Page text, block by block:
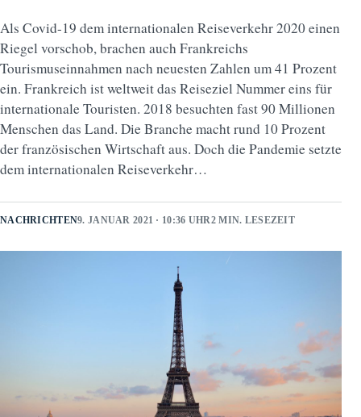
Als Covid-19 dem internationalen Reiseverkehr 2020 einen
Riegel vorschob, brachen auch Frankreichs
Tourismuseinnahmen nach neuesten Zahlen um 41 Prozent
ein. Frankreich ist weltweit das Reiseziel Nummer eins für
internationale Touristen. 2018 besuchten fast 90 Millionen
Menschen das Land. Die Branche macht rund 10 Prozent
der französischen Wirtschaft aus. Doch die Pandemie setzte
dem internationalen Reiseverkehr…
NACHRICHTEN9. JANUAR 2021 · 10:36 UHR2 MIN. LESEZEIT